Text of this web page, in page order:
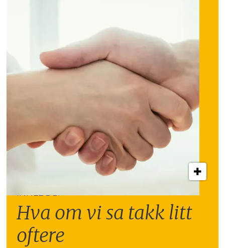
INNLEGG:
Hva om vi sa takk litt
oftere